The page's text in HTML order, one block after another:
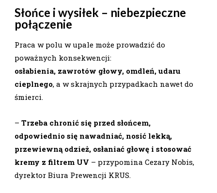
Słońce i wysiłek – niebezpieczne
połączenie
Praca w polu w upale może prowadzić do
poważnych konsekwencji:
osłabienia, zawrotów głowy, omdleń, udaru
cieplnego, a w skrajnych przypadkach nawet do
śmierci.
– Trzeba chronić się przed słońcem,
odpowiednio się nawadniać, nosić lekką,
przewiewną odzież, osłaniać głowę i stosować
kremy z filtrem UV – przypomina Cezary Nobis,
dyrektor Biura Prewencji KRUS.